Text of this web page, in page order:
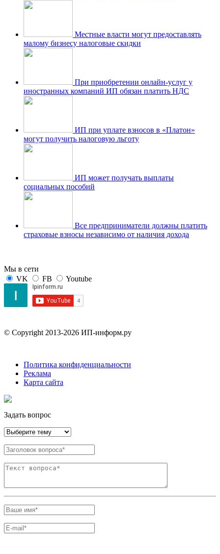
Местные власти могут предоставлять
малому бизнесу налоговые скидки
При приобретении онлайн-услуг у
иностранных компаний ИП обязан платить НДС
ИП при уплате взносов в «Платон»
могут получить налоговую льготу
ИП может получать выплаты
социальных пособий
Все предприниматели должны платить
страховые взносы независимо от наличия дохода
Мы в сети
VK
FB Youtube
© Copyright 2013-2026 ИП-информ.ру
Политика конфиденциальности
Реклама
Карта сайта
Задать вопрос